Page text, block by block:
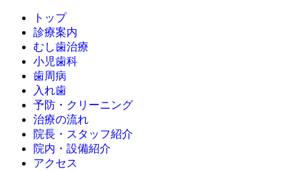
トップ
診療案内
むし歯治療
小児歯科
歯周病
入れ歯
予防・クリーニング
治療の流れ
院長・スタッフ紹介
院内・設備紹介
アクセス